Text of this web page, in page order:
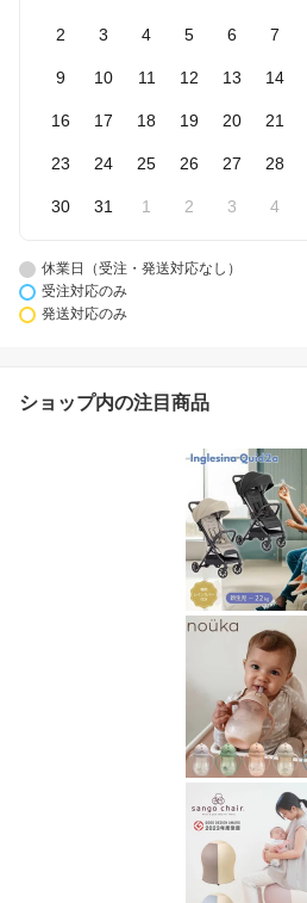
2 3 4 5 6 7
9 10 11 12 13 14
16 17 18 19 20 21
23 24 25 26 27 28
30 31 1 2 3 4
休業日（受注・発送対応なし）
受注対応のみ
発送対応のみ
ショップ内の注目商品